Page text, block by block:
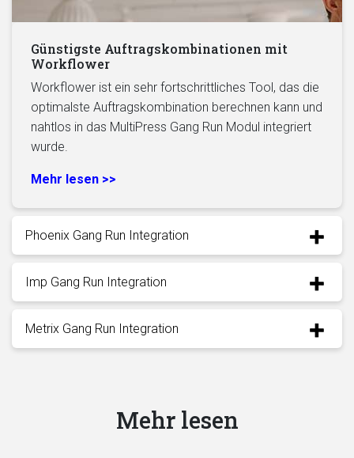
Günstigste Auftragskombinationen mit
Workflower
Workflower ist ein sehr fortschrittliches Tool, das die
optimalste Auftragskombination berechnen kann und
nahtlos in das MultiPress Gang Run Modul integriert
wurde.
Mehr lesen >>
Phoenix Gang Run Integration
Imp Gang Run Integration
Metrix Gang Run Integration
Mehr lesen